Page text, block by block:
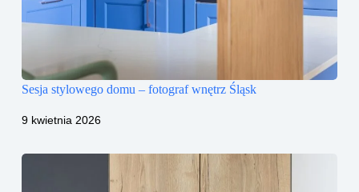
Sesja stylowego domu – fotograf wnętrz Śląsk
9 kwietnia 2026